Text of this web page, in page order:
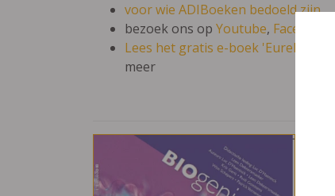
voor wie ADIBoeken bedoeld zijn
bezoek ons op Youtube, Facebook
Lees het gratis e-boek 'Eureka:
meer